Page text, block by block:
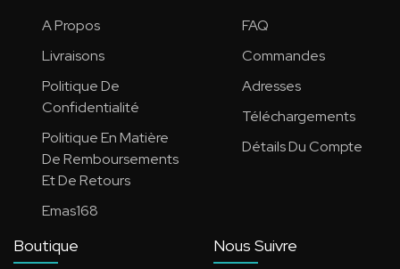
A Propos
Livraisons
Politique De
Confidentialité
Politique En Matière
De Remboursements
Et De Retours
Emas168
FAQ
Commandes
Adresses
Téléchargements
Détails Du Compte
Boutique Nous Suivre